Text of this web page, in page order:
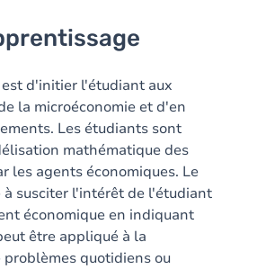
d'initier l'étudiant aux
la microéconomie et d'en
Les étudiants sont
mathématique des
les agents économiques. Le
à susciter l'intérêt de l'étudiant
économique en indiquant
être appliqué à la
quotidiens ou